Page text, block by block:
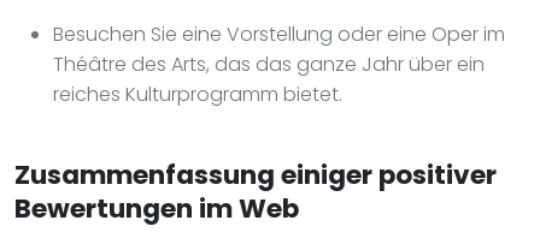
Besuchen Sie eine Vorstellung oder eine Oper im
Théâtre des Arts, das das ganze Jahr über ein
reiches Kulturprogramm bietet.
Zusammenfassung einiger positiver
Bewertungen im Web